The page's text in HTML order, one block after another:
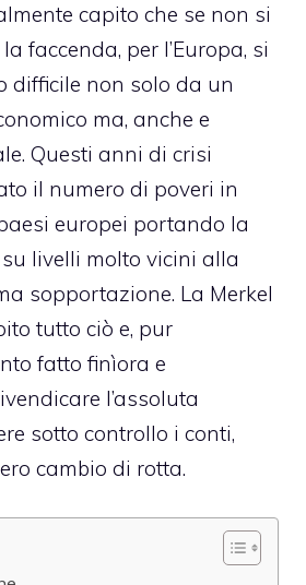
capito che se non si
faccenda, per l’Europa, si
difficile non solo da un
ma, anche e
Questi anni di crisi
il numero di poveri in
europei portando la
livelli molto vicini alla
sopportazione. La Merkel
tutto ciò e, pur
fatto finìora e
l’assoluta
sotto controllo i conti,
cambio di rotta.